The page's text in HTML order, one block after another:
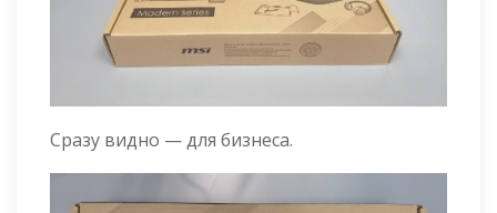
Сразу видно — для бизнеса.